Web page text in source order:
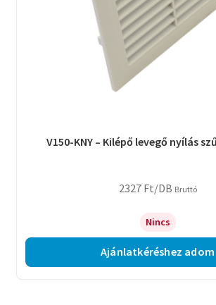
V150-KNY – Kilépő levegő nyílás
2327 Ft/DB Bruttó
Nincs
Ajánlatkéréshez adom